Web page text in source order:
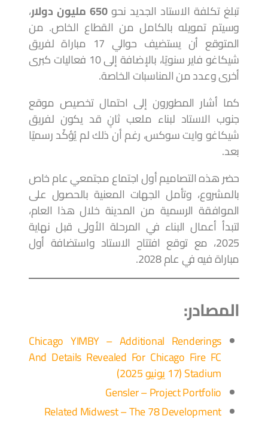
تبلغ تكلفة الاستاد الجديد نحو650 مليون دولار
،
وسيتم تمويله بالكامل من القطاع الخاص. من
المتوقع أن يستضيف حوالي 17 مباراة لفريق
شيكاغو فاير سنويًا، بالإضافة إلى 10 فعاليات كبرى
أخرى وعدد من المناسبات الخاصة.
كما أشار المطورون إلى احتمال تخصيص موقع
جنوب الاستاد لبناء ملعب ثانٍ قد يكون لفريق
شيكاغو وايت سوكس، رغم أن ذلك لم يُؤكّد رسميًا
بعد.
حضر هذه التصاميم أول اجتماع مجتمعي عام خاص
بالمشروع، وتأمل الجهات المعنية بالحصول على
الموافقة الرسمية من المدينة خلال هذا العام،
لتبدأ أعمال البناء في المرحلة الأولى قبل نهاية
2025، مع توقع افتتاح الاستاد واستضافة أول
مباراة فيه في عام 2028.
المصادر:
Chicago YIMBY – Additional Renderings
And Details Revealed For Chicago Fire FC
Stadium (17 يونيو 2025)
Gensler – Project Portfolio
Related Midwest – The 78 Development